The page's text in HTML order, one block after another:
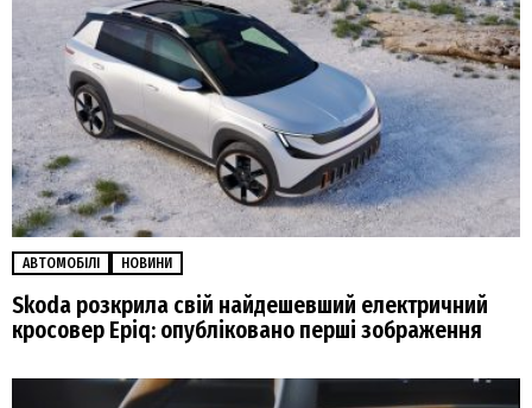
АВТОМОБІЛІ НОВИНИ
Skoda розкрила свій найдешевший електричний
кросовер Epiq: опубліковано перші зображення